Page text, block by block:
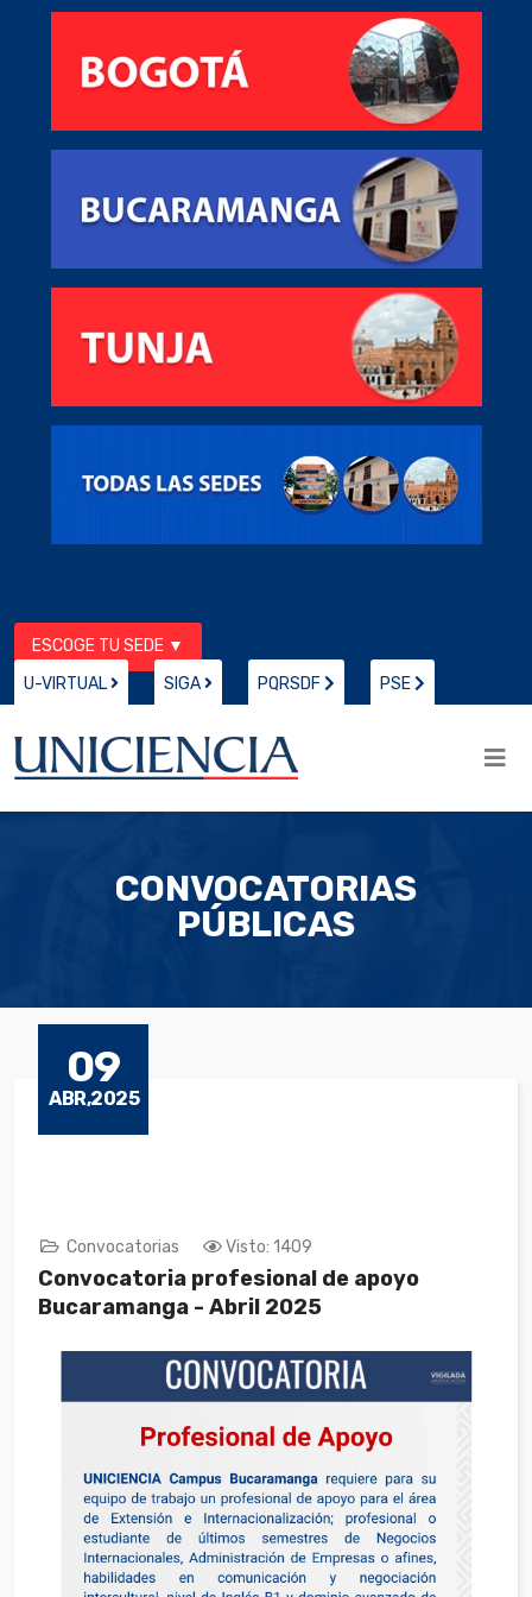
ESCOGE TU SEDE ▼
U-VIRTUAL
SIGA PQRSDF PSE
CONVOCATORIAS
PÚBLICAS
09
ABR,2025
Convocatorias Visto: 1409
Convocatoria profesional de apoyo
Bucaramanga - Abril 2025